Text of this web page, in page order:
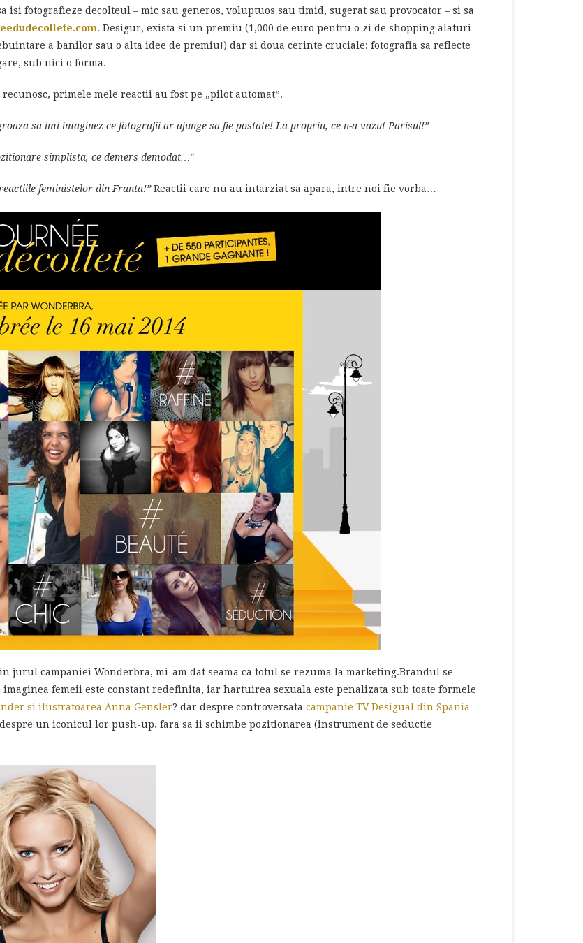
isi fotografieze decolteul – mic sau generos, voluptuos sau timid, sugerat sau provocator – si sa
. Desigur, exista si un premiu (1,000 de euro pentru o zi de shopping alaturi
a banilor sau o alta idee de premiu!) dar si doua cerinte cruciale: fotografia sa reflecte
sub nici o forma.
primele mele reactii au fost pe „pilot automat”.
sa imi imaginez ce fotografii ar ajunge sa fie postate! La propriu, ce n-a vazut Parisul!”
simplista, ce demers demodat…”
feministelor din Franta!”Reactii care nu au intarziat sa apara, intre noi fie vorba…
jurul campaniei Wonderbra, mi-am dat seama ca totul se rezuma la marketing.Brandul se
femeii este constant redefinita, iar hartuirea sexuala este penalizata sub toate formele
si ilustratoarea Anna Gensler? dar despre controversata campanie TV Desigual din Spania
un iconicul lor push-up, fara sa ii schimbe pozitionarea (instrument de seductie